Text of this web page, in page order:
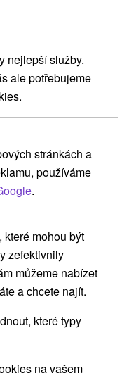
Trnavský kraj
kraj
(30)
nejlepší služby.
ale potřebujeme
stránkách a
používáme
.
mohou být
zefektivnily
můžeme nabízet
a chcete najít.
které typy
na vašem